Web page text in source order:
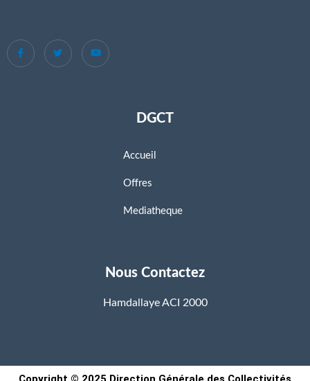
DGCT
Accueil
Offres
Mediatheque
Nous Contactez
Hamdallaye ACI 2000